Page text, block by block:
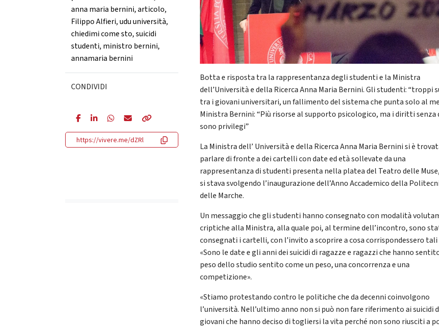
anna maria bernini,articolo,
Filippo Alfieri,udu università,
chiedimi come sto,suicidi
studenti, ministro bernini,
annamaria bernini
CONDIVIDI
https://vivere.me/dZRl
Botta e risposta tra la rappresentanza degli studenti e la Ministra
dell’Università e della Ricerca Anna Maria Bernini. Gli studenti: “troppi
tra i giovani universitari, un fallimento del sistema che punta solo al
Ministra Bernini: “Più risorse al supporto psicologico, ma i diritti senza
sono privilegi”
La Ministra dell’ Università e della Ricerca Anna Maria Bernini si è
parlare di fronte a dei cartelli con date ed età sollevate da una
rappresentanza di studenti presenta nella platea del Teatro delle
si stava svolgendo l’inaugurazione dell’Anno Accademico della
delle Marche.
Un messaggio che gli studenti hanno consegnato con modalità
criptiche alla Ministra, alla quale poi, al termine dell’incontro, sono
consegnati i cartelli, con l’invito a scoprire a cosa corrispondessero
«Sono le date e gli anni dei suicidi di ragazze e ragazzi che hanno
peso dello studio sentito come un peso, una concorrenza e una
competizione».
«Stiamo protestando contro le politiche che da decenni coinvolgono
l’università. Nell’ultimo anno non si può non fare riferimento ai suicidi
giovani che hanno deciso di togliersi la vita perché non sono riusciti a